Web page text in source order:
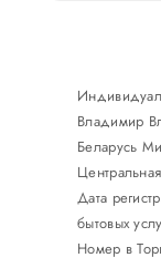
Владимир
Беларусь
Дата
бытовых
Номер в